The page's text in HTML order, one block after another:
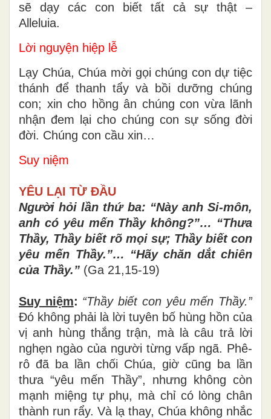
sẽ dạy các con biết tất cả sự thật –
Alleluia.
Lời nguyện hiệp lễ
Lạy Chúa, Chúa mời gọi chúng con dự tiệc
thánh để thanh tẩy và bồi dưỡng chúng
con; xin cho hồng ân chúng con vừa lãnh
nhận đem lại cho chúng con sự sống đời
đời. Chúng con cầu xin…
Suy niệm
YÊU LẠI TỪ ĐẦU
Người hỏi lần thứ ba: “Này anh Si-môn,
anh có yêu mến Thầy không?”… “Thưa
Thầy, Thầy biết rõ mọi sự; Thầy biết con
yêu mến Thầy.”… “Hãy chăn dắt chiên
của Thầy.” (Ga 21,15-19)
Suy niệm: “Thầy biết con yêu mến Thầy.”
Đó không phải là lời tuyên bố hùng hồn của
vị anh hùng thắng trận, mà là câu trả lời
nghẹn ngào của người từng vấp ngã. Phê-
rô đã ba lần chối Chúa, giờ cũng ba lần
thưa “yêu mến Thầy”, nhưng không còn
mạnh miệng tự phụ, mà chỉ có lòng chân
thành run rẩy. Và lạ thay, Chúa không nhắc